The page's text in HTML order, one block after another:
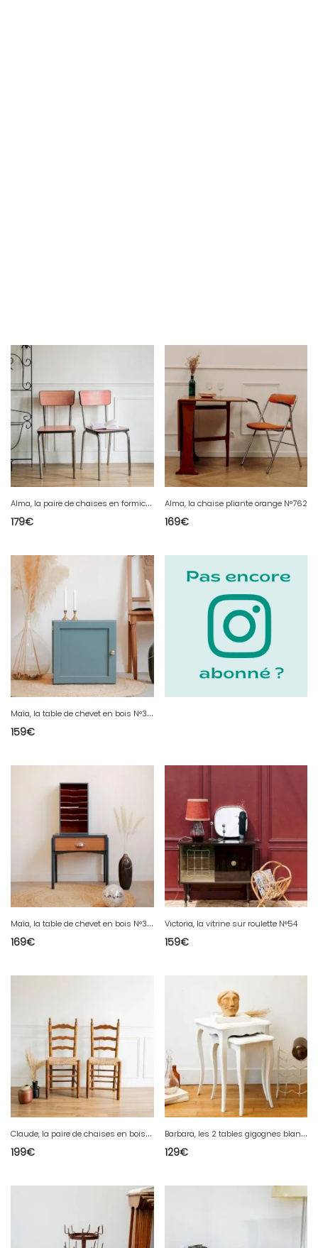
A
lma, la paire de chaises en formica N°816
179€
Alma, la chaise pliante orange N°762
169€
M
aïa, la table de chevet en bois N°301
159€
M
aïa, la table de chevet en bois N°300
169€
Victoria, la vitrine sur roulette N°54
159€
C
laude, la paire de chaises en bois N°497
199€
B
arbara, les 2 tables gigognes blanches en bois N°111
129€